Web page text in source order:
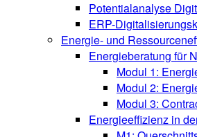
Potentialanalyse
ERP-
Energie- und
Energieberatung für
Modul 1:
Modul 2:
Modul 3:
Energieeffizienz in